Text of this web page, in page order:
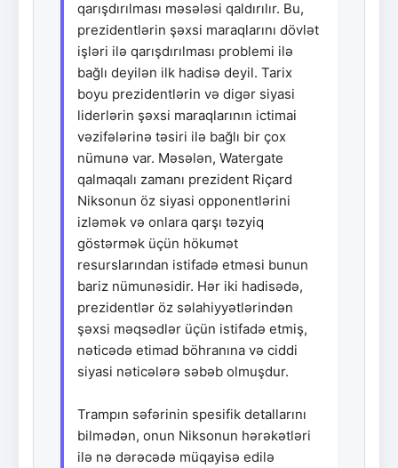
qarışdırılması məsələsi qaldırılır. Bu,
prezidentlərin şəxsi maraqlarını dövlət
işləri ilə qarışdırılması problemi ilə
bağlı deyilən ilk hadisə deyil. Tarix
boyu prezidentlərin və digər siyasi
liderlərin şəxsi maraqlarının ictimai
vəzifələrinə təsiri ilə bağlı bir çox
nümunə var. Məsələn, Watergate
qalmaqalı zamanı prezident Riçard
Niksonun öz siyasi opponentlərini
izləmək və onlara qarşı təzyiq
göstərmək üçün hökumət
resurslarından istifadə etməsi bunun
bariz nümunəsidir. Hər iki hadisədə,
prezidentlər öz səlahiyyətlərindən
şəxsi məqsədlər üçün istifadə etmiş,
nəticədə etimad böhranına və ciddi
siyasi nəticələrə səbəb olmuşdur.
Trampın səfərinin spesifik detallarını
bilmədən, onun Niksonun hərəkətləri
ilə nə dərəcədə müqayisə edilə